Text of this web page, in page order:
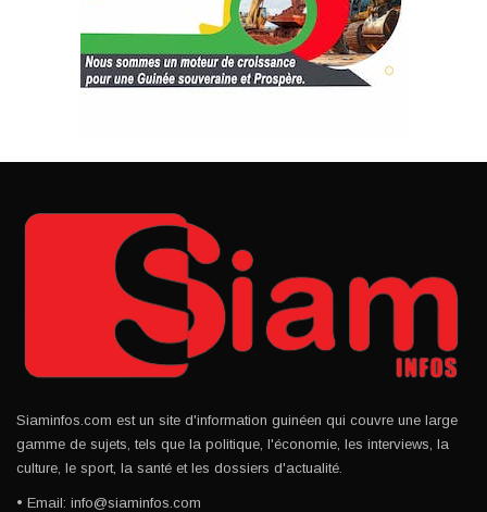
Siaminfos.com est un site d'information guinéen qui couvre une large
gamme de sujets, tels que la politique, l'économie, les interviews, la
culture, le sport, la santé et les dossiers d'actualité.
• Email: info@siaminfos.com